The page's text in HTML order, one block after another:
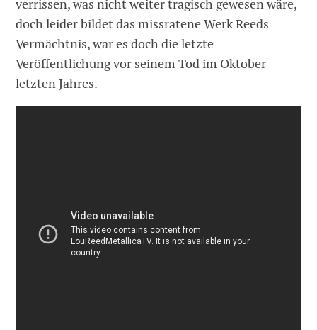
verrissen, was nicht weiter tragisch gewesen wäre,
doch leider bildet das missratene Werk Reeds
Vermächtnis, war es doch die letzte
Veröffentlichung vor seinem Tod im Oktober
letzten Jahres.